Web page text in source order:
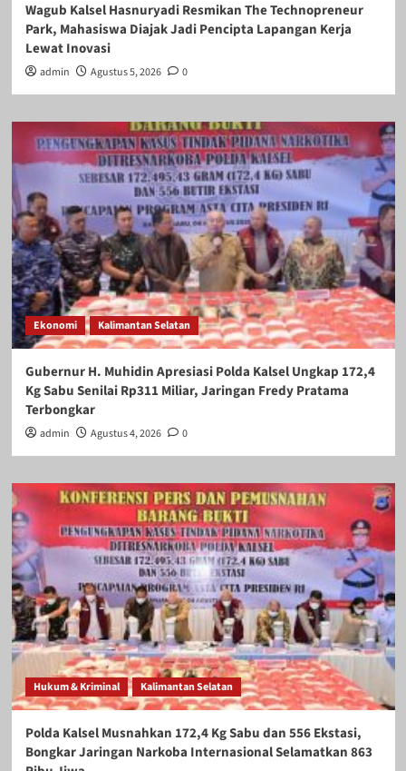
Wagub Kalsel Hasnuryadi Resmikan The Technopreneur
Park, Mahasiswa Diajak Jadi Pencipta Lapangan Kerja
Lewat Inovasi
admin Agustus 5, 2026 0
Ekonomi Kalimantan Selatan
Gubernur H. Muhidin Apresiasi Polda Kalsel Ungkap 172,4
Kg Sabu Senilai Rp311 Miliar, Jaringan Fredy Pratama
Terbongkar
admin Agustus 4, 2026 0
Hukum & Kriminal Kalimantan Selatan
Polda Kalsel Musnahkan 172,4 Kg Sabu dan 556 Ekstasi,
Bongkar Jaringan Narkoba Internasional Selamatkan 863